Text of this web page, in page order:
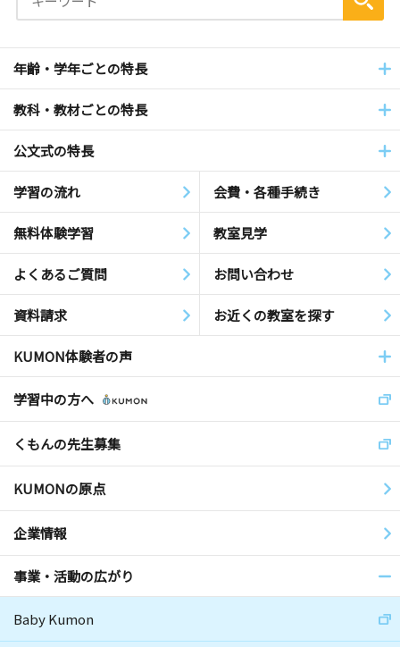
年齢・学年ごとの特長
教科・教材ごとの特長
公文式の特長
学習の流れ 会費・各種手続き
無料体験学習 教室見学
よくあるご質問 お問い合わせ
資料請求 お近くの教室を探す
KUMON体験者の声
学習中の方へ
くもんの先生募集
KUMONの原点
企業情報
事業・活動の広がり
Baby Kumon